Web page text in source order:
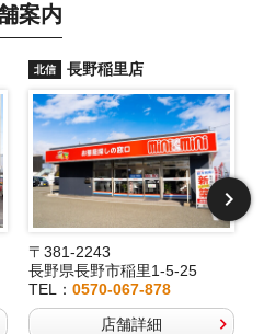
案内
北信 長野稲里店
〒381-2243
長野県長野市稲里1-5-25
TEL：0570-067-878
店舗詳細